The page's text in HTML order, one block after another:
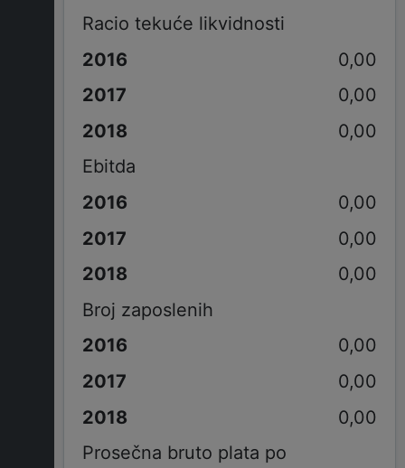
Racio tekuće likvidnosti
0,00
0,00
0,00
Ebitda
0,00
0,00
0,00
Broj zaposlenih
0,00
0,00
0,00
Prosečna bruto plata po